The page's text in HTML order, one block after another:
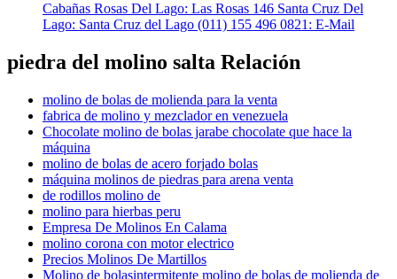
Cabañas Rosas Del Lago: Las Rosas 146 Santa Cruz Del
Lago: Santa Cruz del Lago (011) 155 496 0821: E-Mail
piedra del molino salta Relación
molino de bolas de molienda para la venta
fabrica de molino y mezclador en venezuela
Chocolate molino de bolas jarabe chocolate que hace la
máquina
molino de bolas de acero forjado bolas
máquina molinos de piedras para arena venta
de rodillos molino de
molino para hierbas peru
Empresa De Molinos En Calama
molino corona con motor electrico
Precios Molinos De Martillos
Molino de bolasintermitente molino de bolas de molienda de